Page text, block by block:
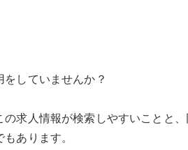
していませんか？
求人情報が検索しやすいことと
あります。